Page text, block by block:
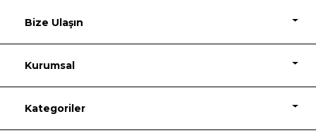
Bize Ulaşın
Kurumsal
Kategoriler